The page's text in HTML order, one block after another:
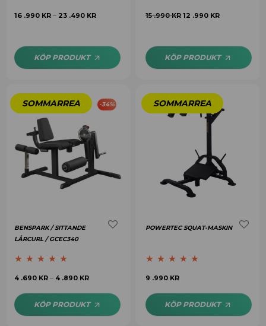
16 .990 KR – 23 .490 KR
KÖP PRODUKT
15 .990KR 12 .990 KR
KÖP PRODUKT
-34%
BENSPARK / SITTANDE
LÅRCURL / GCEC340
Betygsatt 4.64
4 .690 KR – 4 .890 KR
KÖP PRODUKT
POWERTEC SQUAT-MASKIN
Betygsatt
9 .990 KR
KÖP PRODUKT